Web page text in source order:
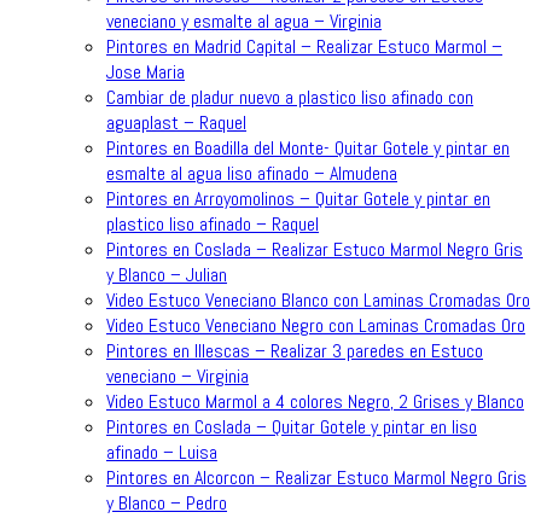
veneciano y esmalte al agua – Virginia
Pintores en Madrid Capital – Realizar Estuco Marmol –
Jose Maria
Cambiar de pladur nuevo a plastico liso afinado con
aguaplast – Raquel
Pintores en Boadilla del Monte- Quitar Gotele y pintar en
esmalte al agua liso afinado – Almudena
Pintores en Arroyomolinos – Quitar Gotele y pintar en
plastico liso afinado – Raquel
Pintores en Coslada – Realizar Estuco Marmol Negro Gris
y Blanco – Julian
Video Estuco Veneciano Blanco con Laminas Cromadas Oro
Video Estuco Veneciano Negro con Laminas Cromadas Oro
Pintores en Illescas – Realizar 3 paredes en Estuco
veneciano – Virginia
Video Estuco Marmol a 4 colores Negro, 2 Grises y Blanco
Pintores en Coslada – Quitar Gotele y pintar en liso
afinado – Luisa
Pintores en Alcorcon – Realizar Estuco Marmol Negro Gris
y Blanco – Pedro